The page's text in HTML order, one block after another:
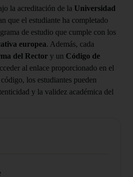
la acreditación de la Universidad
que el estudiante ha completado
de estudio que cumple con los
europea. Además, cada
del Rector y un Código de
al enlace proporcionado en el
los estudiantes pueden
y la validez académica del